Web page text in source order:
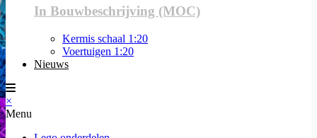
In Bouwbeschrijving (MOC)
Kermis schaal 1:20
Voertuigen 1:20
Nieuws
×
Menu